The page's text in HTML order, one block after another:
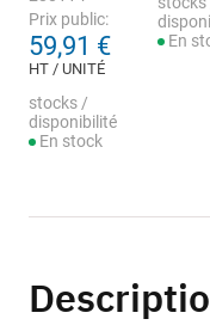
Prix public:
59,91 €
HT / UNITÉ
stocks /
disponibilité
En stock
En